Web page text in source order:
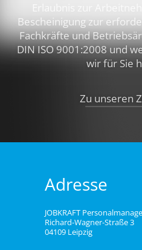
Erlaubnis zur
Bescheinigung zur
Fachkräfte und
DIN ISO 9001:2008 und
wir für Sie
Zu unseren
Adresse
JOBKRAFT
Richard-Wagner-Straße 3
04109 Leipzig